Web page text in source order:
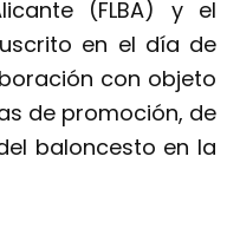
(FLBA) y el
en el día de
con objeto
de promoción, de
baloncesto en la